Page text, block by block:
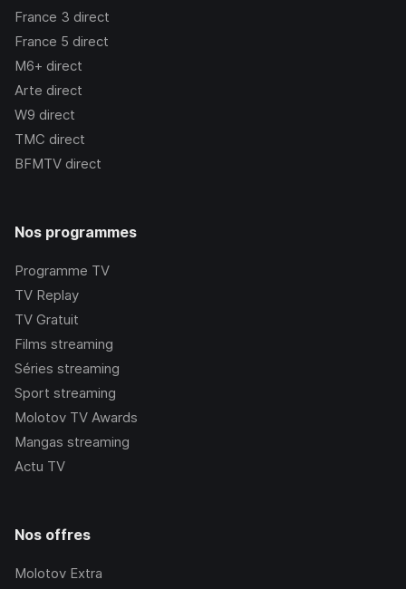
France 3 direct
France 5 direct
M6+ direct
Arte direct
W9 direct
TMC direct
BFMTV direct
Nos programmes
Programme TV
TV Replay
TV Gratuit
Films streaming
Séries streaming
Sport streaming
Molotov TV Awards
Mangas streaming
Actu TV
Nos offres
Molotov Extra